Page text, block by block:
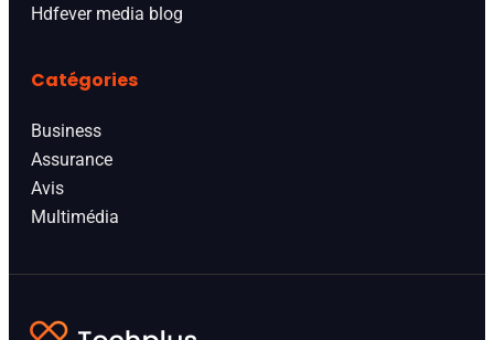
Hdfever media blog
Catégories
Business
Assurance
Avis
Multimédia